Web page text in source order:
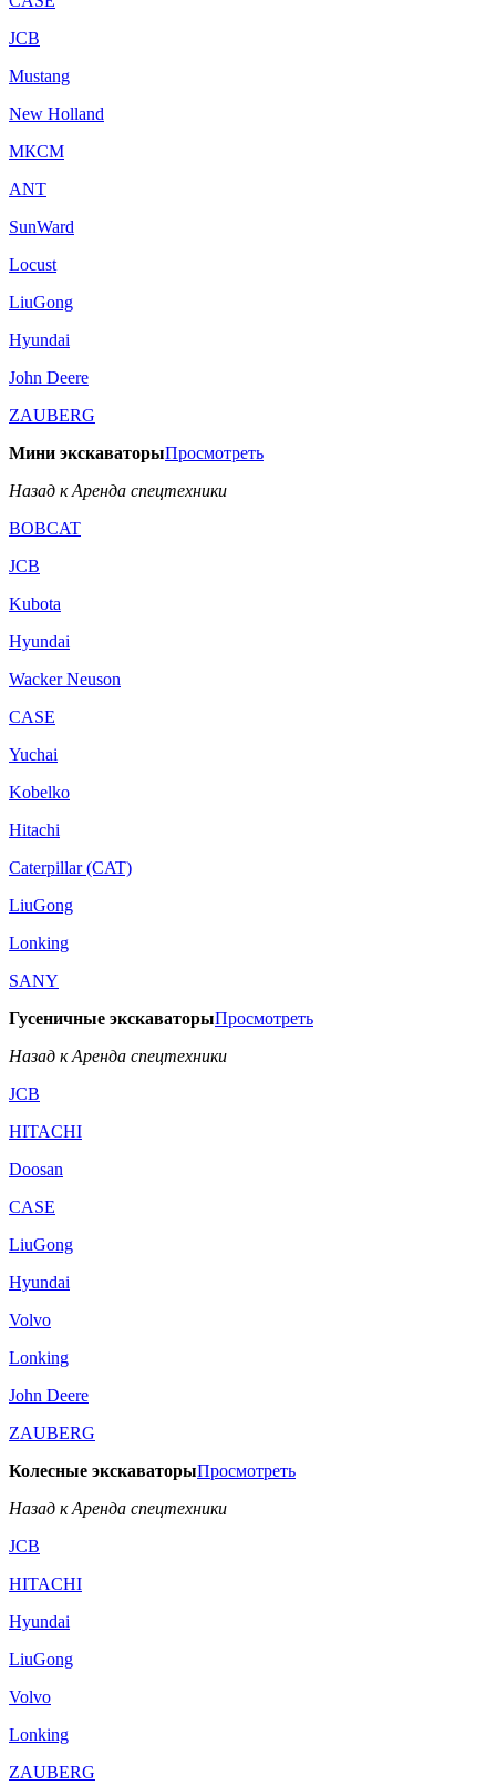
JCB
Mustang
New Holland
МКСМ
ANT
SunWard
Locust
LiuGong
Hyundai
John Deere
ZAUBERG
Мини экскаваторыПросмотреть
Назад к Аренда спецтехники
BOBCAT
JCB
Kubota
Hyundai
Wacker Neuson
CASE
Yuchai
Kobelko
Hitachi
Caterpillar (CAT)
LiuGong
Lonking
SANY
Гусеничные экскаваторыПросмотреть
Назад к Аренда спецтехники
JCB
HITACHI
Doosan
CASE
LiuGong
Hyundai
Volvo
Lonking
John Deere
ZAUBERG
Колесные экскаваторыПросмотреть
Назад к Аренда спецтехники
JCB
HITACHI
Hyundai
LiuGong
Volvo
Lonking
ZAUBERG